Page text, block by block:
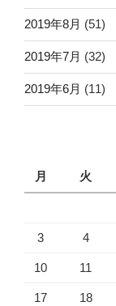
2019年8月 (51)
2019年7月 (32)
2019年6月 (11)
月
火
3 4
10 11
17 18